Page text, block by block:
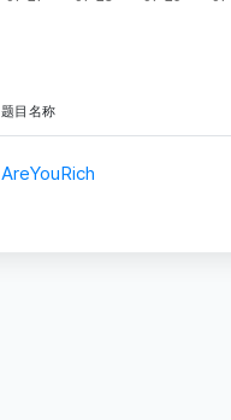
题目名称
AreYouRich